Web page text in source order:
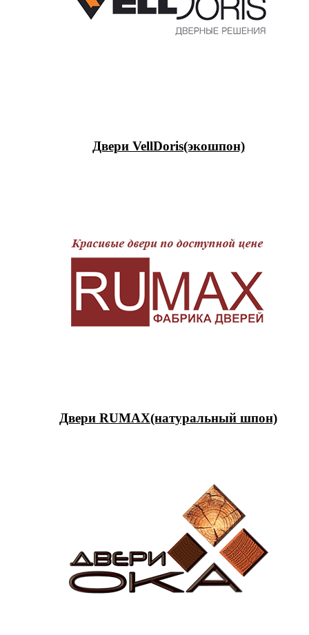
Двери VellDoris(экошпон)
Двери RUMAX(натуральный шпон)